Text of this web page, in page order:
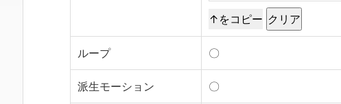
↑をコピー
ループ 〇
派生モーション 〇